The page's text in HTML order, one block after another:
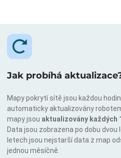
Jak probíhá
Mapy pokrytí sítě jsou každou
automaticky aktualizovány
mapy jsou aktualizovány každých
Data jsou zobrazena po dobu dvou
letech jsou nejstarší data z map
jednou měsíčně.